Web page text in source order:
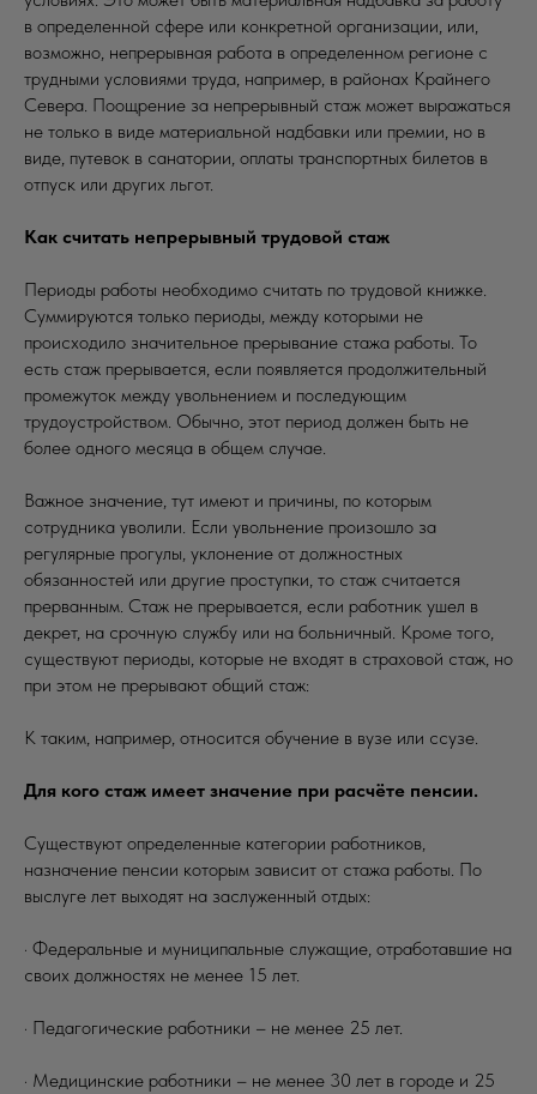
в определенной сфере или конкретной организации, или,
возможно, непрерывная работа в определенном регионе с
трудными условиями труда, например, в районах Крайнего
Севера. Поощрение за непрерывный стаж может выражаться
не только в виде материальной надбавки или премии, но в
виде, путевок в санатории, оплаты транспортных билетов в
отпуск или других льгот.
Как считать непрерывный трудовой стаж
Периоды работы необходимо считать по трудовой книжке.
Суммируются только периоды, между которыми не
происходило значительное прерывание стажа работы. То
есть стаж прерывается, если появляется продолжительный
промежуток между увольнением и последующим
трудоустройством. Обычно, этот период должен быть не
более одного месяца в общем случае.
Важное значение, тут имеют и причины, по которым
сотрудника уволили. Если увольнение произошло за
регулярные прогулы, уклонение от должностных
обязанностей или другие проступки, то стаж считается
прерванным. Стаж не прерывается, если работник ушел в
декрет, на срочную службу или на больничный. Кроме того,
существуют периоды, которые не входят в страховой стаж, но
при этом не прерывают общий стаж:
К таким, например, относится обучение в вузе или ссузе.
Для кого стаж имеет значение при расчёте пенсии.
Существуют определенные категории работников,
назначение пенсии которым зависит от стажа работы. По
выслуге лет выходят на заслуженный отдых:
· Федеральные и муниципальные служащие, отработавшие на
своих должностях не менее 15 лет.
· Педагогические работники – не менее 25 лет.
· Медицинские работники – не менее 30 лет в городе и 25